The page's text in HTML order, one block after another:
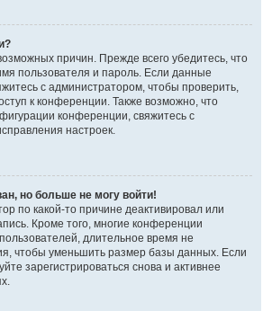
причин. Прежде всего убедитесь, что
пользователя и пароль. Если данные
с администратором, чтобы проверить,
к конференции. Также возможно, что
конференции, свяжитесь с
настроек.
но больше не могу войти!
по какой-то причине деактивировал или
Кроме того, многие конференции
длительное время не
чтобы уменьшить размер базы данных. Если
зарегистрироваться снова и активнее